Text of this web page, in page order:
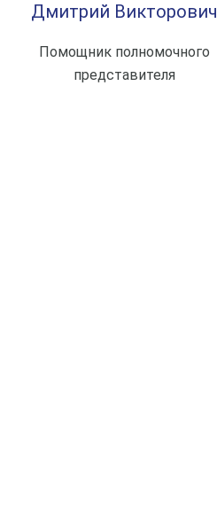
Дмитрий Викторович
Помощник полномочного
представителя